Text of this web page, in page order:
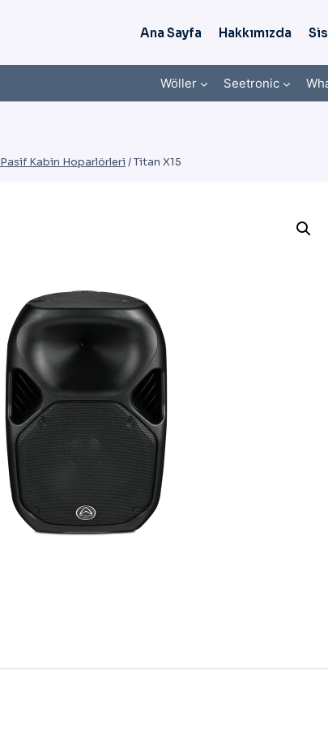
Ana Sayfa Hakkımızda
Wöller Seetronic
Pasif Kabin Hoparlörleri /Titan X15